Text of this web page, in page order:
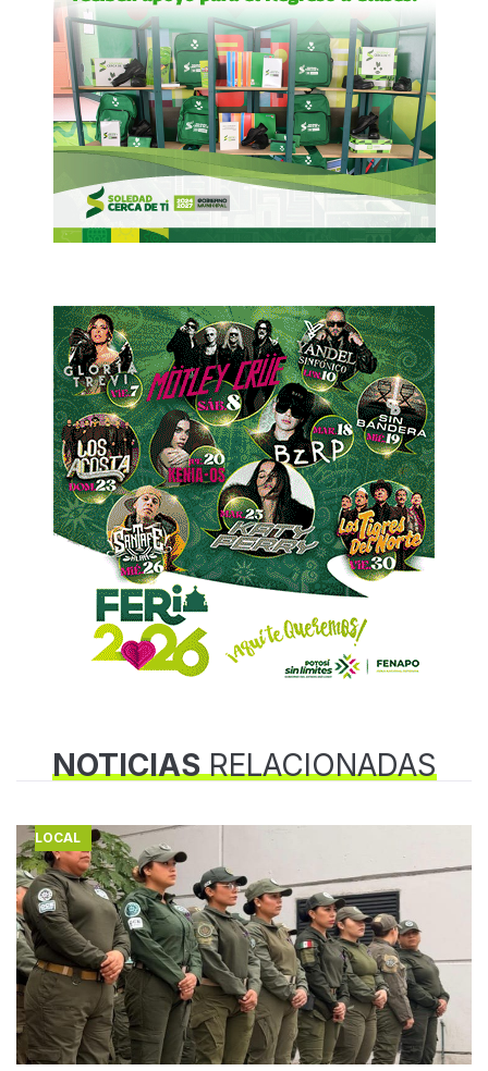
NOTICIASRELACIONADAS
LOCAL